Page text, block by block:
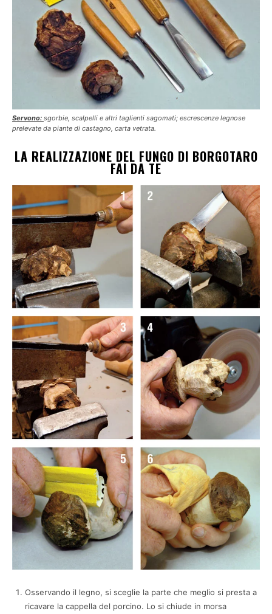
Servono: sgorbie, scalpelli e altri taglienti sagomati; escrescenze legnose
prelevate da piante di castagno, carta vetrata.
LA REALIZZAZIONE DEL FUNGO DI BORGOTARO
FAI DA TE
Osservando il legno, si sceglie la parte che meglio si presta a
ricavare la cappella del porcino. Lo si chiude in morsa